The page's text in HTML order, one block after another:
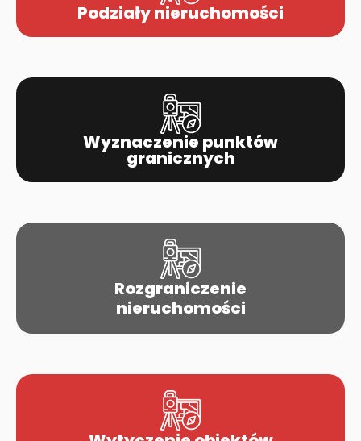
Podziały nieruchomości
Wyznaczenie punktów
granicznych
Rozgraniczenie
nieruchomości